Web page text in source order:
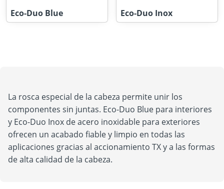
Eco-Duo Blue Eco-Duo Inox
La rosca especial de la cabeza permite unir los
componentes sin juntas. Eco-Duo Blue para interiores
y Eco-Duo Inox de acero inoxidable para exteriores
ofrecen un acabado fiable y limpio en todas las
aplicaciones gracias al accionamiento TX y a las formas
de alta calidad de la cabeza.